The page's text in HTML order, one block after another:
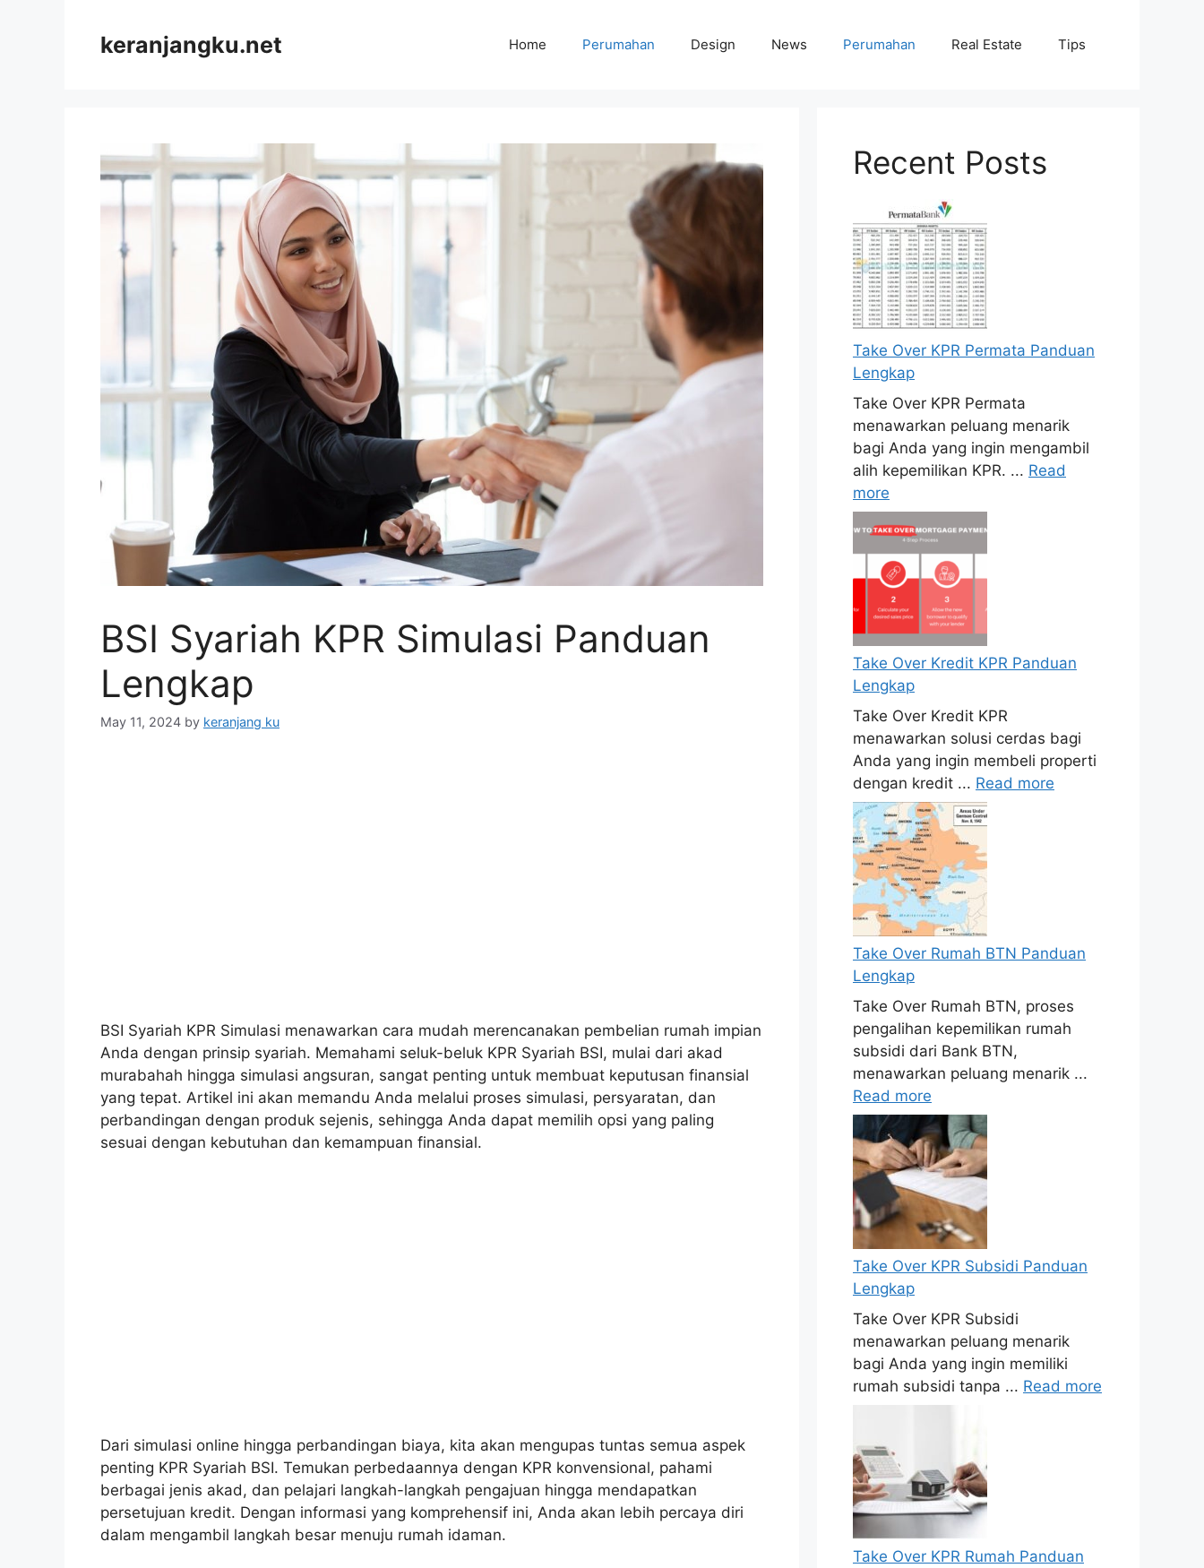
keranjangku.net Home Perumahan Design News Perumahan Real Estate Tips
BSI Syariah KPR Simulasi Panduan
Lengkap
May 11, 2024 by keranjang ku
BSI Syariah KPR Simulasi menawarkan cara mudah merencanakan pembelian rumah impian
Anda dengan prinsip syariah. Memahami seluk-beluk KPR Syariah BSI, mulai dari akad
murabahah hingga simulasi angsuran, sangat penting untuk membuat keputusan finansial
yang tepat. Artikel ini akan memandu Anda melalui proses simulasi, persyaratan, dan
perbandingan dengan produk sejenis, sehingga Anda dapat memilih opsi yang paling
sesuai dengan kebutuhan dan kemampuan finansial.
Dari simulasi online hingga perbandingan biaya, kita akan mengupas tuntas semua aspek
penting KPR Syariah BSI. Temukan perbedaannya dengan KPR konvensional, pahami
berbagai jenis akad, dan pelajari langkah-langkah pengajuan hingga mendapatkan
persetujuan kredit. Dengan informasi yang komprehensif ini, Anda akan lebih percaya diri
dalam mengambil langkah besar menuju rumah idaman.
Recent Posts
Take Over KPR Permata Panduan
Lengkap
Take Over KPR Permata
menawarkan peluang menarik
bagi Anda yang ingin mengambil
alih kepemilikan KPR. ... Read
more
Take Over Kredit KPR Panduan
Lengkap
Take Over Kredit KPR
menawarkan solusi cerdas bagi
Anda yang ingin membeli properti
dengan kredit ... Read more
Take Over Rumah BTN Panduan
Lengkap
Take Over Rumah BTN, proses
pengalihan kepemilikan rumah
subsidi dari Bank BTN,
menawarkan peluang menarik ...
Read more
Take Over KPR Subsidi Panduan
Lengkap
Take Over KPR Subsidi
menawarkan peluang menarik
bagi Anda yang ingin memiliki
rumah subsidi tanpa ... Read more
Take Over KPR Rumah Panduan